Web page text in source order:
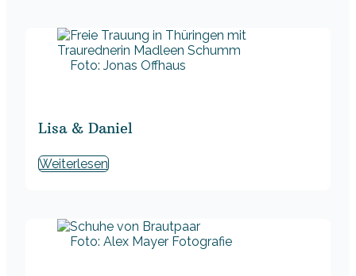
Foto: Jonas Offhaus
Lisa & Daniel
Weiterlesen
Foto: Alex Mayer Fotografie